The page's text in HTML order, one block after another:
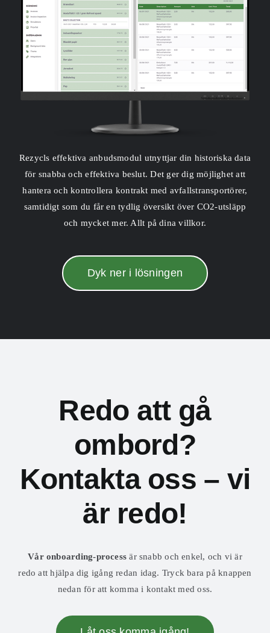
Rezycls effektiva anbudsmodul utnyttjar din historiska data
för snabba och effektiva beslut. Det ger dig möjlighet att
hantera och kontrollera kontrakt med avfallstransportörer,
samtidigt som du får en tydlig översikt över CO2-utsläpp
och mycket mer. Allt på dina villkor.
Dyk ner i lösningen
Redo att gå
ombord?
Kontakta oss – vi
är redo!
Vår onboarding-process är snabb och enkel, och vi är
redo att hjälpa dig igång redan idag. Tryck bara på knappen
nedan för att komma i kontakt med oss.